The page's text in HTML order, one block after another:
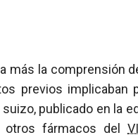
más la comprensión
previos implicaban
publicado en la
otros fármacos del